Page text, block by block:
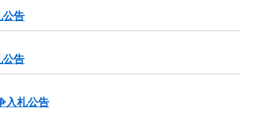
公告
公告
入札公告